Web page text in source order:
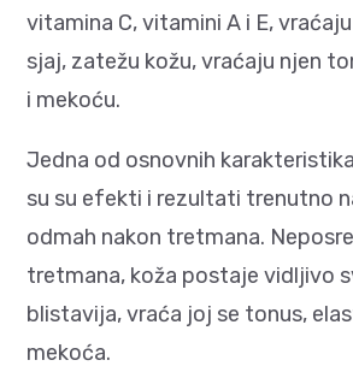
vitamina C, vitamini A i E,
sjaj, zatežu kožu, vraćaju njen
i mekoću.
Jedna od osnovnih
su su efekti i rezultati trenutno
odmah nakon tretmana.
tretmana, koža postaje vidljivo
blistavija, vraća joj se tonus,
mekoća.